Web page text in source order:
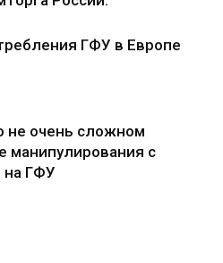
ГФУ в Европе
не очень сложном
манипулирования с
на ГФУ